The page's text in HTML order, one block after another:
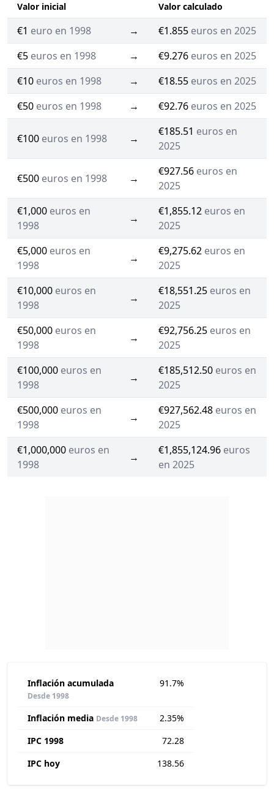
Valor inicial Valor calculado
€1 euro en 1998 → €1.855 euros en 2025
€5 euros en 1998 → €9.276 euros en 2025
€10 euros en 1998 → €18.55 euros en 2025
€50 euros en 1998 → €92.76 euros en 2025
€100 euros en 1998 →
€185.51 euros en
2025
€500 euros en 1998 →
€927.56 euros en
2025
€1,000 euros en
1998
→
€1,855.12 euros en
2025
€5,000 euros en
1998
→
€9,275.62 euros en
2025
€10,000 euros en
1998
→
€18,551.25 euros en
2025
€50,000 euros en
1998
→
€92,756.25 euros en
2025
€100,000 euros en
1998
→
€185,512.50 euros en
2025
€500,000 euros en
1998
→
€927,562.48 euros en
2025
€1,000,000 euros en
1998
→
€1,855,124.96 euros
en 2025
Inflación acumulada
Desde 1998
91.7%
Inflación media Desde 1998
2.35%
IPC 1998
72.28
IPC hoy
138.56